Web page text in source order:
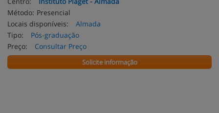
Método: Presencial
Locais disponíveis:
Almada
Tipo:
Pós-graduação
Preço:
Consultar Preço
Solicite informação